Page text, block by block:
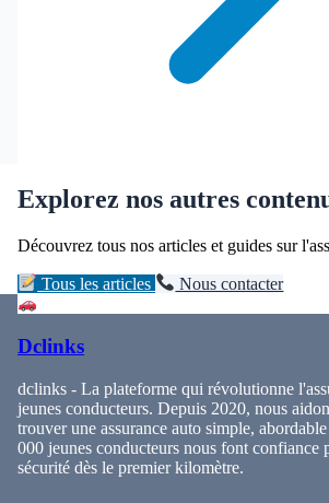
Explorez nos autres
Découvrez tous nos articles et guides sur
Tous les articles Nous contacter
Dclinks
dclinks - La plateforme qui révolutionne
jeunes conducteurs. Depuis 2020, nous
trouver une assurance auto simple,
000 jeunes conducteurs nous font confiance
sécurité dès le premier kilomètre.